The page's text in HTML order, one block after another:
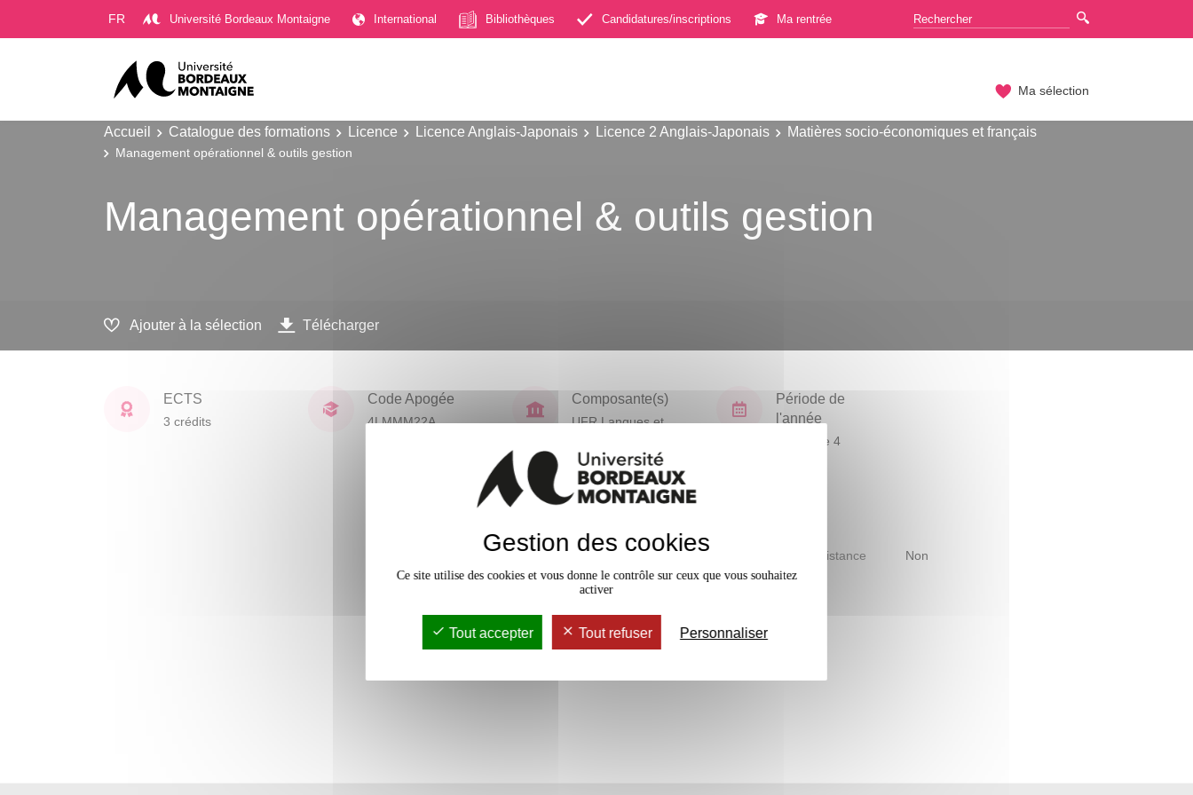
FR Université Bordeaux Montaigne International Bibliothèques Candidatures/inscriptions Ma rentrée
Ma sélection
Accueil Catalogue des formations Licence Licence Anglais-Japonais Licence 2 Anglais-Japonais Matières socio-économiques et français
Management opérationnel & outils gestion
Management opérationnel & outils gestion
Ajouter à la sélection Télécharger
ECTS
3 crédits
Code Apogée
4LMMM22A
Composante(s)
UFR Langues et
Période de
l'année
Semestre 4
Accessible à distance Non
Gestion des cookies
Ce site utilise des cookies et vous donne le contrôle sur ceux que vous souhaitez
activer
Tout accepter Tout refuser Personnaliser